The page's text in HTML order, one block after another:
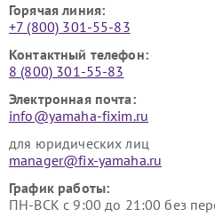
Горячая линия:
+7 (800) 301-55-83
Контактный телефон:
8 (800) 301-55-83
Электронная почта:
info@yamaha-fixim.ru
для юридических лиц
manager@fix-yamaha.ru
График работы:
ПН-ВСК с 9:00 до 21:00 без